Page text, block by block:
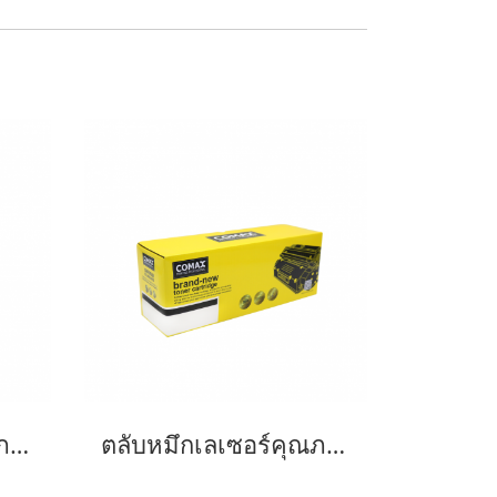
ตลับหมึกเลเซอร์คุณภาพสูงสำหรับ Fuji Xerox รุ่น P355D (CT201937) Black ตลับหมึกเลเซอร์คุณภาพสูงสำหรับ Fuji Xerox รุ่น P265dw (CT202329/202330)